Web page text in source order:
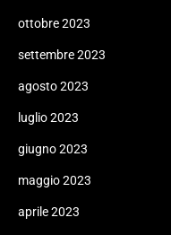
ottobre 2023
settembre 2023
agosto 2023
luglio 2023
giugno 2023
maggio 2023
aprile 2023